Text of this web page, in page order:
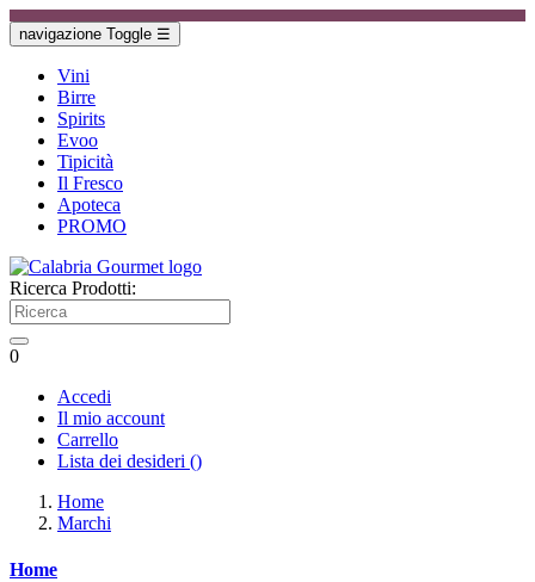
navigazione Toggle ☰
Vini
Birre
Spirits
Evoo
Tipicità
Il Fresco
Apoteca
PROMO
Ricerca Prodotti:
0
Accedi
Il mio account
Carrello
Lista dei desideri ()
Home
Marchi
Home